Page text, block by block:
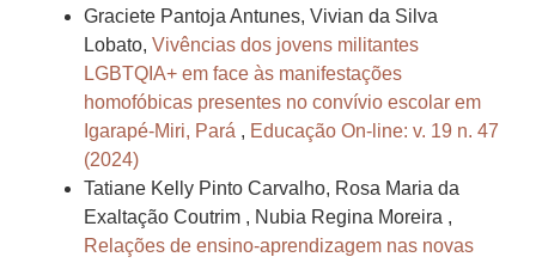
Graciete Pantoja Antunes, Vivian da Silva
Lobato, Vivências dos jovens militantes
LGBTQIA+ em face às manifestações
homofóbicas presentes no convívio escolar em
Igarapé-Miri, Pará , Educação On-line: v. 19 n. 47
(2024)
Tatiane Kelly Pinto Carvalho, Rosa Maria da
Exaltação Coutrim , Nubia Regina Moreira ,
Relações de ensino-aprendizagem nas novas